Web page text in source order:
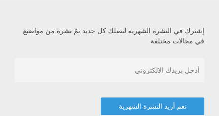
إشترك في النشرة الشهرية ليصلك كل جديد تمّ نشره من مواضيع
في مجالات مختلفة